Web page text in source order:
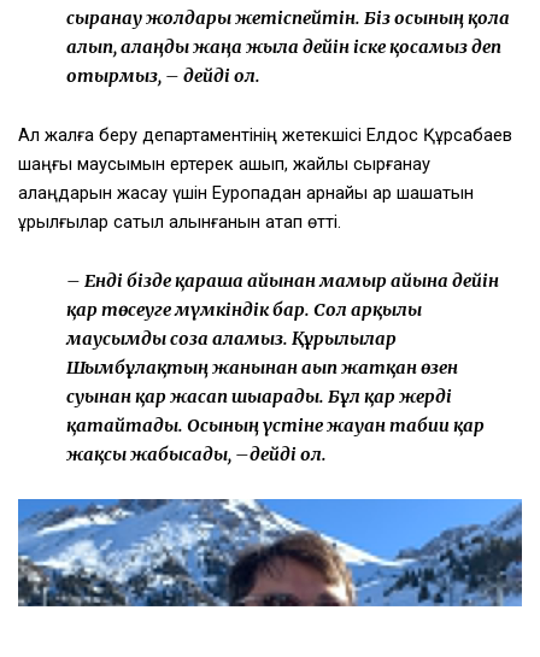
сырғанау жолдары жетіспейтін. Біз осының қолға
алып, алаңды жаңа жылға дейін іске қосамыз деп
отырмыз, – дейді ол.
Ал жалға беру департаментінің жетекшісі Елдос Құрсабаев
шаңғы маусымын ертерек ашып, жайлы сырғанау
алаңдарын жасау үшін Еуропадан арнайы қар шашатын
құрылғылар сатыл алынғанын атап өтті.
– Енді бізде қараша айынан мамыр айына дейін
қар төсеуге мүмкіндік бар. Сол арқылы
маусымды соза аламыз. Құрылғылар
Шымбұлақтың жанынан ағып жатқан өзен
суынан қар жасап шығарады. Бұл қар жерді
қатайтады. Осының үстіне жауған табиғи қар
жақсы жабысады, –дейді ол.